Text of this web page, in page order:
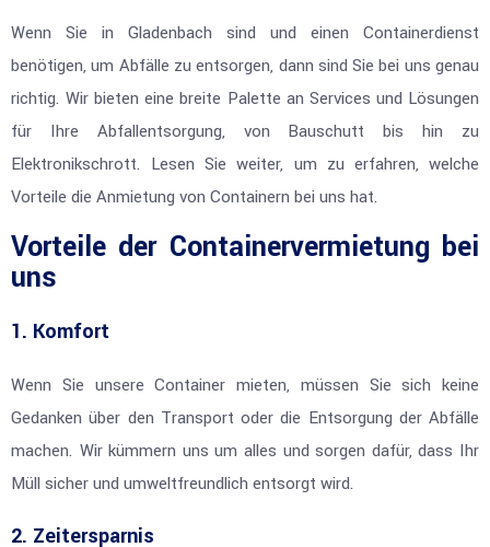
Wenn Sie in Gladenbach sind und einen Containerdienst
benötigen, um Abfälle zu entsorgen, dann sind Sie bei uns genau
richtig. Wir bieten eine breite Palette an Services und Lösungen
für Ihre Abfallentsorgung, von Bauschutt bis hin zu
Elektronikschrott. Lesen Sie weiter, um zu erfahren, welche
Vorteile die Anmietung von Containern bei uns hat.
Vorteile der Containervermietung bei
uns
1. Komfort
Wenn Sie unsere Container mieten, müssen Sie sich keine
Gedanken über den Transport oder die Entsorgung der Abfälle
machen. Wir kümmern uns um alles und sorgen dafür, dass Ihr
Müll sicher und umweltfreundlich entsorgt wird.
2. Zeitersparnis